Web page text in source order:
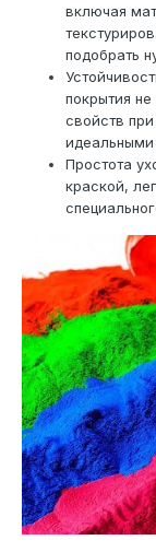
включая
подобрать
покрытия
свойств
идеальными
Простота
краской,